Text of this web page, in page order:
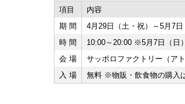
項目
内容
期 間
4月29日（土・祝）～5月7日
時 間
10:00～20:00 ※5月7日（日
会 場
サッポロファクトリー（ア
入 場
無料 ※物販・飲食物の購入